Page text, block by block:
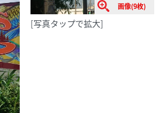
画像(9枚)
[写真タップで拡大]